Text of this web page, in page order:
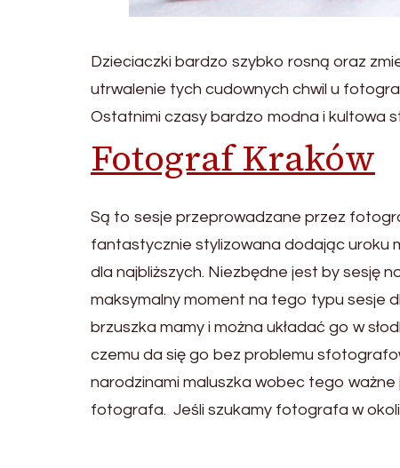
Dzieciaczki bardzo szybko rosną oraz
utrwalenie tych cudownych chwil u
Ostatnimi czasy bardzo modna i kultowa
Fotograf Kraków
Są to sesje przeprowadzane przez
fantastycznie stylizowana dodając uroku
dla najbliższych. Niezbędne jest by sesję
maksymalny moment na tego typu sesje
brzuszka mamy i można układać go w
czemu da się go bez problemu
narodzinami maluszka wobec tego
fotografa. Jeśli szukamy fotografa w